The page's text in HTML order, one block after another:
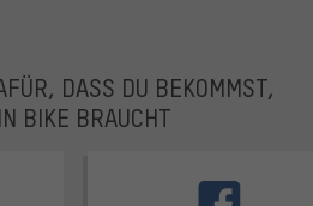
DASS DU BEKOMMST,
BIKE BRAUCHT